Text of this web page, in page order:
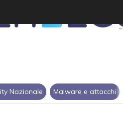
Nazionale Malware e attacchi